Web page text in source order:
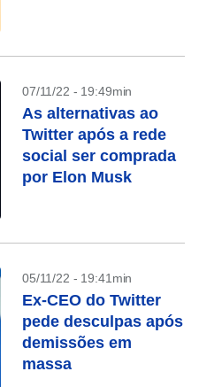
07/11/22 - 19:49min
As alternativas ao
Twitter após a rede
social ser comprada
por Elon Musk
05/11/22 - 19:41min
Ex-CEO do Twitter
pede desculpas após
demissões em
massa